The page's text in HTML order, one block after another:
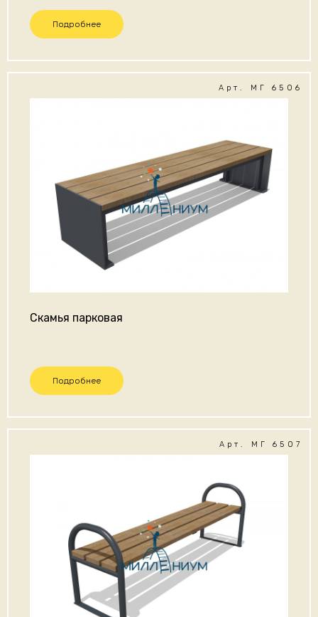
Подробнее
Арт. МГ 6506
Скамья парковая
Подробнее
Арт. МГ 6507